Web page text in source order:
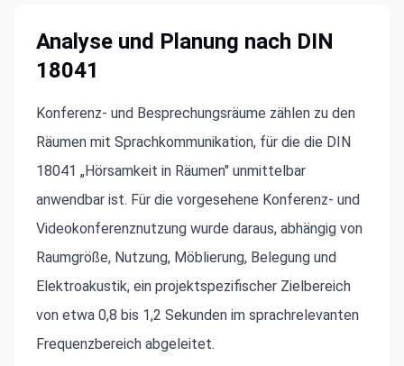
Analyse und Planung nach DIN
18041
Konferenz- und Besprechungsräume zählen zu den
Räumen mit Sprachkommunikation, für die die DIN
18041 „Hörsamkeit in Räumen" unmittelbar
anwendbar ist. Für die vorgesehene Konferenz- und
Videokonferenznutzung wurde daraus, abhängig von
Raumgröße, Nutzung, Möblierung, Belegung und
Elektroakustik, ein projektspezifischer Zielbereich
von etwa 0,8 bis 1,2 Sekunden im sprachrelevanten
Frequenzbereich abgeleitet.